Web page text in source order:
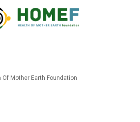
Of Mother Earth Foundation